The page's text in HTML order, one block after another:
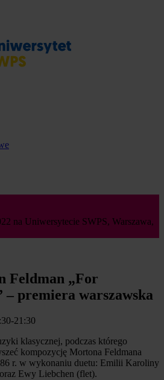
na Uniwersytecie SWPS, Warszawa,
Feldman „For
premiera warszawska
21:30
klasycznej, podczas którego
kompozycję Mortona Feldmana
r. w wykonaniu duetu: Emilii Karoliny
Ewy Liebchen (flet).